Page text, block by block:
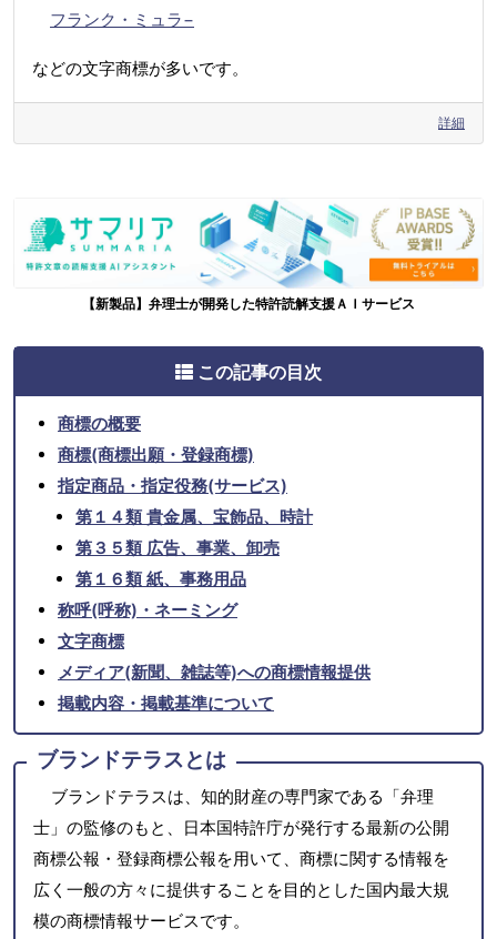
フランク・ミュラ−
などの文字商標が多いです。
詳細
【新製品】弁理士が開発した特許読解支援ＡＩサービス
この記事の目次
商標の概要
商標(商標出願・登録商標)
指定商品・指定役務(サービス)
第１４類 貴金属、宝飾品、時計
第３５類 広告、事業、卸売
第１６類 紙、事務用品
称呼(呼称)・ネーミング
文字商標
メディア(新聞、雑誌等)への商標情報提供
掲載内容・掲載基準について
ブランドテラスとは
ブランドテラスは、知的財産の専門家である「弁理
士」の監修のもと、日本国特許庁が発行する最新の公開
商標公報・登録商標公報を用いて、商標に関する情報を
広く一般の方々に提供することを目的とした国内最大規
模の商標情報サービスです。